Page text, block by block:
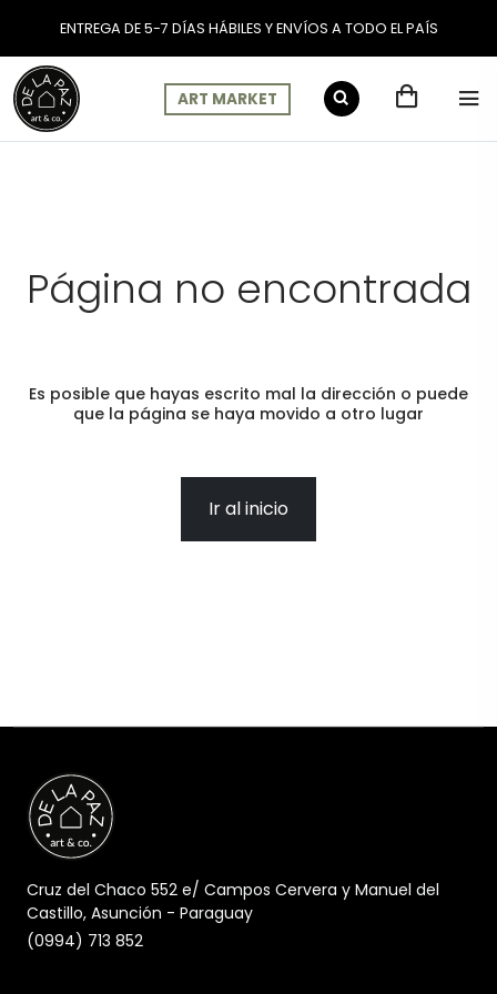
ENTREGA DE 5-7 DÍAS HÁBILES Y ENVÍOS A TODO EL PAÍS
ART MARKET
Página no encontrada
Es posible que hayas escrito mal la dirección o puede
que la página se haya movido a otro lugar
Ir al inicio
Cruz del Chaco 552 e/ Campos Cervera y Manuel del
Castillo, Asunción - Paraguay
(0994) 713 852